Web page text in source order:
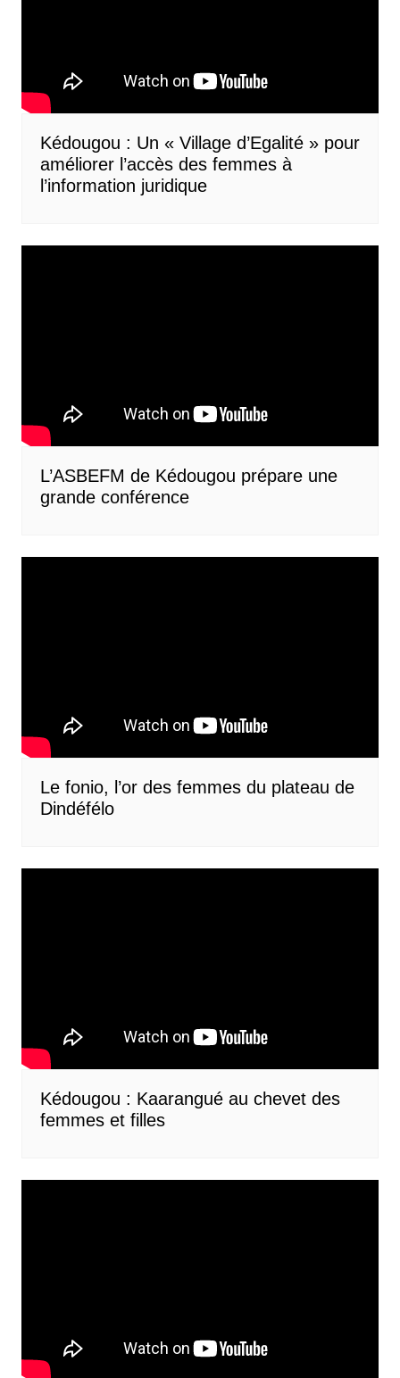
Kédougou : Un « Village d’Egalité » pour
améliorer l’accès des femmes à
l’information juridique
L’ASBEFM de Kédougou prépare une
grande conférence
Le fonio, l’or des femmes du plateau de
Dindéfélo
Kédougou : Kaarangué au chevet des
femmes et filles